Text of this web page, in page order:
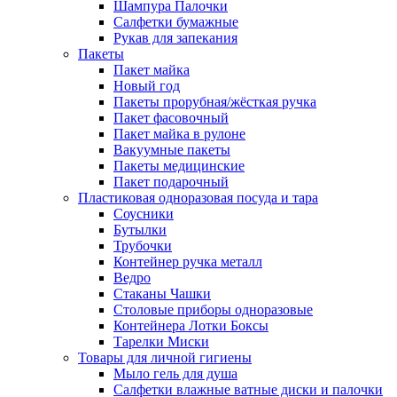
Шампура Палочки
Салфетки бумажные
Рукав для запекания
Пакеты
Пакет майка
Новый год
Пакеты прорубная/жёсткая ручка
Пакет фасовочный
Пакет майка в рулоне
Вакуумные пакеты
Пакеты медицинские
Пакет подарочный
Пластиковая одноразовая посуда и тара
Соусники
Бутылки
Трубочки
Контейнер ручка металл
Ведро
Стаканы Чашки
Столовые приборы одноразовые
Контейнера Лотки Боксы
Тарелки Миски
Товары для личной гигиены
Мыло гель для душа
Салфетки влажные ватные диски и палочки